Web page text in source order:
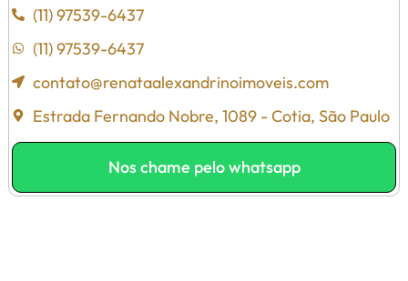
(11) 97539-6437
(11) 97539-6437
contato@renataalexandrinoimoveis.com
Estrada Fernando Nobre, 1089 - Cotia, São Paulo
Nos chame pelo whatsapp